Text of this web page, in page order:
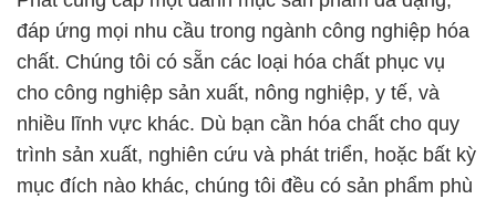
đáp ứng mọi nhu cầu trong ngành công nghiệp hóa
chất. Chúng tôi có sẵn các loại hóa chất phục vụ
cho công nghiệp sản xuất, nông nghiệp, y tế, và
nhiều lĩnh vực khác. Dù bạn cần hóa chất cho quy
trình sản xuất, nghiên cứu và phát triển, hoặc bất kỳ
mục đích nào khác, chúng tôi đều có sản phẩm phù